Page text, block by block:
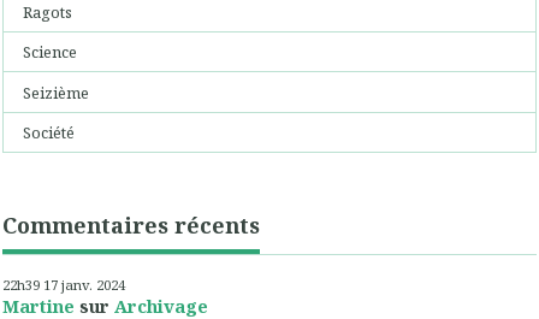
Ragots
Science
Seizième
Société
Commentaires récents
22h39 17 janv. 2024
Martine sur Archivage